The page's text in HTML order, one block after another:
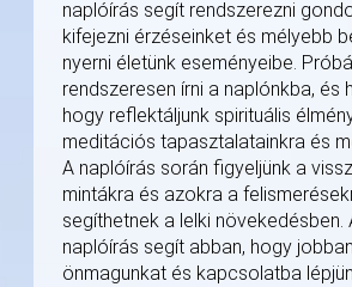
naplóírás segít rendszerezni
kifejezni érzéseinket és mélyebb
nyerni életünk eseményeibe.
rendszeresen írni a naplónkba, és
hogy reflektáljunk spirituális
meditációs tapasztalatainkra és
A naplóírás során figyeljünk a
mintákra és azokra a
segíthetnek a lelki növekedésben.
naplóírás segít abban, hogy
önmagunkat és kapcsolatba